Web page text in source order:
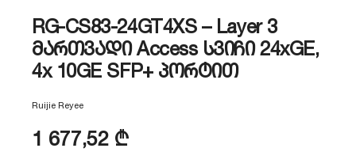
RG-CS83-24GT4XS – Layer 3
მართვადი Access სვიჩი 24xGE,
4x 10GE SFP+ პორტით
Ruijie Reyee
1 677,52 ₾